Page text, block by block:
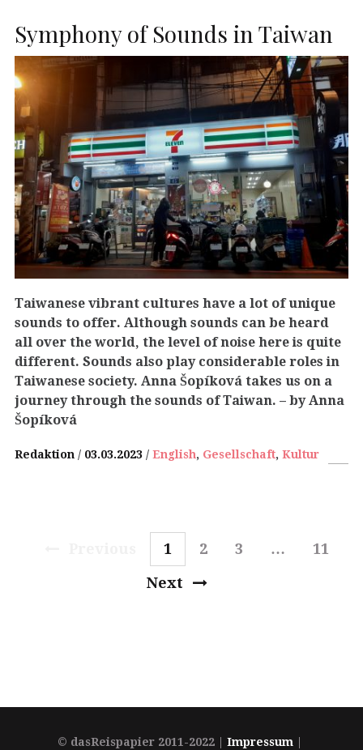
Symphony of Sounds in Taiwan
Taiwanese vibrant cultures have a lot of unique
sounds to offer. Although sounds can be heard
all over the world, the level of noise here is quite
different. Sounds also play considerable roles in
Taiwanese society. Anna Šopíková takes us on a
journey through the sounds of Taiwan. – by Anna
Šopíková
Redaktion 03.03.2023 English, Gesellschaft, Kultur
1 2 3 …
11
Next
© dasReispapier 2011-2022 | Impressum